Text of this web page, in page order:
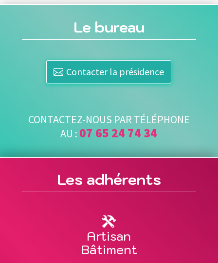
Le bureau
Contacter la présidence
CONTACTEZ-NOUS PAR TÉLÉPHONE
AU : 07 65 24 74 34
Les adhérents
Artisan
Bâtiment